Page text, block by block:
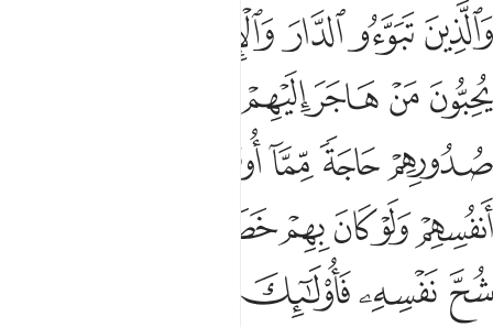
والذين تبوءوا الدار والايمان من قبلهم يحبون من هاجر اليهم ولا
وَٱلَّذِينَ تَبَوَّءُو ٱلدَّارَ وَٱلْإِيمَـٰنَ مِن قَبْلِهِمْ يُحِبُّونَ مَنْ
ﲵﲶﲷﲸ
ﲻﲼﲽﲾ
ﳂﳃﳄﳅ
ﳈﳉﳊﳋﳌﳍ
ﳐﳑﳒ